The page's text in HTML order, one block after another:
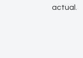
actual.